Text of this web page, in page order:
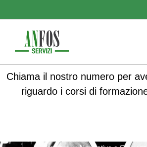
Chiama il nostro numero per
riguardo i corsi di